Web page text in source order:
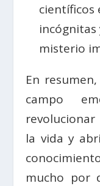
científicos
misterio
En
campo
la vida y
mucho por